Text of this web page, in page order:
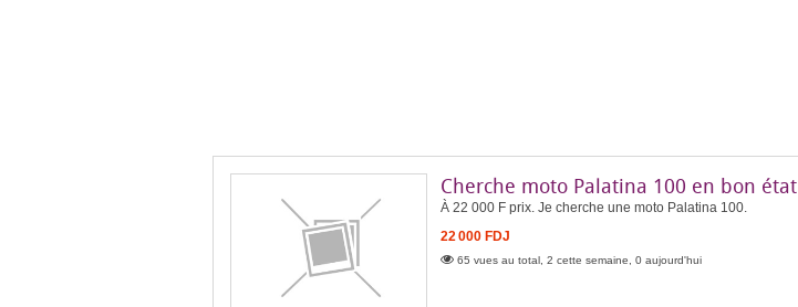
Cherche moto Palatina 100 en bon état
À 22 000 F prix. Je cherche une moto Palatina 100.
22 000 FDJ
65 vues au total, 2 cette semaine, 0 aujourd'hui